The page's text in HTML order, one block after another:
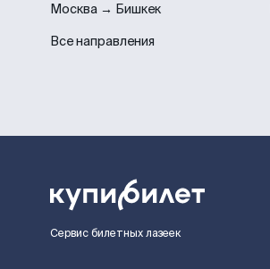
Москва → Бишкек
Все направления
Сервис билетных лазеек